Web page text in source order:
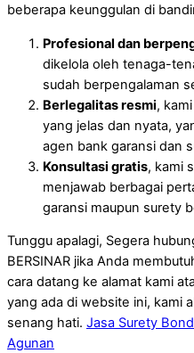
beberapa keunggulan di
Profesional dan
dikelola oleh tenaga-
sudah berpengalaman
Berlegalitas resmi,
yang jelas dan nyata,
agen bank garansi dan
Konsultasi gratis, kami
menjawab berbagai
garansi maupun surety
Tunggu apalagi, Segera
BERSINAR jika Anda
cara datang ke alamat kami
yang ada di website ini, kami
senang hati. Jasa Surety
Agunan